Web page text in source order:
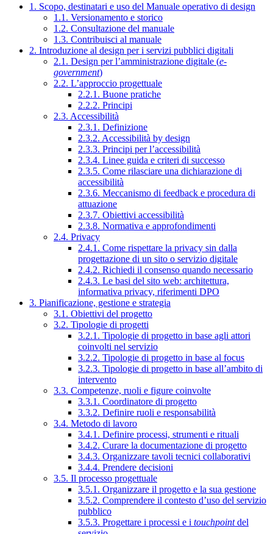
1. Scopo, destinatari e uso del Manuale operativo di design
1.1. Versionamento e storico
1.2. Consultazione del manuale
1.3. Contribuisci al manuale
2. Introduzione al design per i servizi pubblici digitali
2.1. Design per l’amministrazione digitale (e-
government)
2.2. L’approccio progettuale
2.2.1. Buone pratiche
2.2.2. Principi
2.3. Accessibilità
2.3.1. Definizione
2.3.2. Accessibilità by design
2.3.3. Principi per l’accessibilità
2.3.4. Linee guida e criteri di successo
2.3.5. Come rilasciare una dichiarazione di
accessibilità
2.3.6. Meccanismo di feedback e procedura di
attuazione
2.3.7. Obiettivi accessibilità
2.3.8. Normativa e approfondimenti
2.4. Privacy
2.4.1. Come rispettare la privacy sin dalla
progettazione di un sito o servizio digitale
2.4.2. Richiedi il consenso quando necessario
2.4.3. Le basi del sito web: architettura,
informativa privacy, riferimenti DPO
3. Pianificazione, gestione e strategia
3.1. Obiettivi del progetto
3.2. Tipologie di progetti
3.2.1. Tipologie di progetto in base agli attori
coinvolti nel servizio
3.2.2. Tipologie di progetto in base al focus
3.2.3. Tipologie di progetto in base all’ambito di
intervento
3.3. Competenze, ruoli e figure coinvolte
3.3.1. Coordinatore di progetto
3.3.2. Definire ruoli e responsabilità
3.4. Metodo di lavoro
3.4.1. Definire processi, strumenti e rituali
3.4.2. Curare la documentazione di progetto
3.4.3. Organizzare tavoli tecnici collaborativi
3.4.4. Prendere decisioni
3.5. Il processo progettuale
3.5.1. Organizzare il progetto e la sua gestione
3.5.2. Comprendere il contesto d’uso del servizio
pubblico
3.5.3. Progettare i processi e i touchpointdel